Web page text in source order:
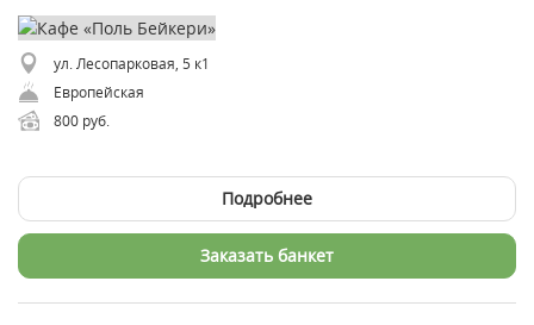
ул. Лесопарковая, 5 к1
Европейская
800 руб.
Подробнее
Заказать банкет